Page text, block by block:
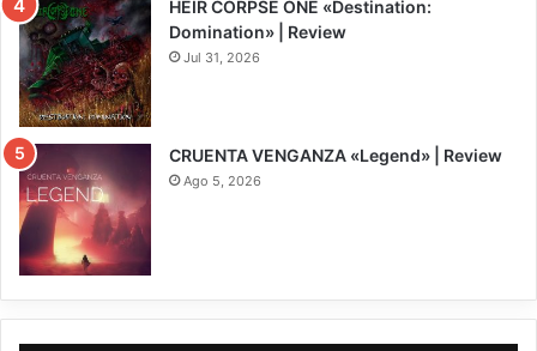
8
HEIR CORPSE ONE «Destination:
Domination» | Review
Jul 31, 2026
7
CRUENTA VENGANZA «Legend» | Review
Ago 5, 2026